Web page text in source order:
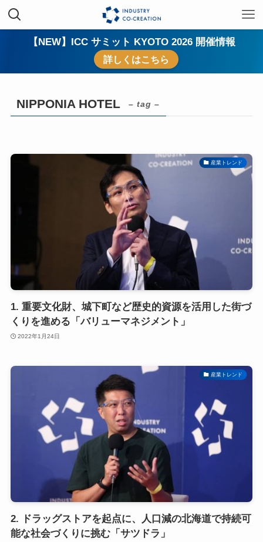
【NEW】ICC サミット KYOTO 2026 開催情報
詳しくはこちら
NIPPONIA HOTEL – tag –
産業トレンド
1. 重要文化財、城下町など歴史的資源を活用した街づ
くりを進める「バリューマネジメント」
2022年1月24日
産業トレンド
2. ドラッグストアを起点に、人口減の北海道で持続可
能な社会づくりに挑む「サツドラ」